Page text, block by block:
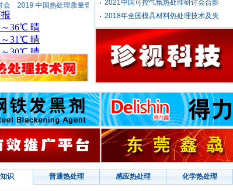
2019 中国热处理质量管理与控制专题研讨 战略合作伙伴——东莞鑫
2021中国可控气氛热处理研讨会合影
2018年全国模具材料热处理技术及失
识 普通热处理 感应热处理 化学热处理